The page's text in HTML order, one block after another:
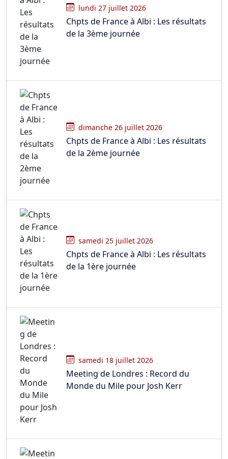
lundi 27 juillet 2026
Chpts de France à Albi : Les résultats
de la 3ème journée
dimanche 26 juillet 2026
Chpts de France à Albi : Les résultats
de la 2ème journée
samedi 25 juillet 2026
Chpts de France à Albi : Les résultats
de la 1ère journée
samedi 18 juillet 2026
Meeting de Londres : Record du
Monde du Mile pour Josh Kerr